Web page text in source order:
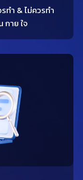
ทำ & ไม่ควรทำ
กาย ใจ